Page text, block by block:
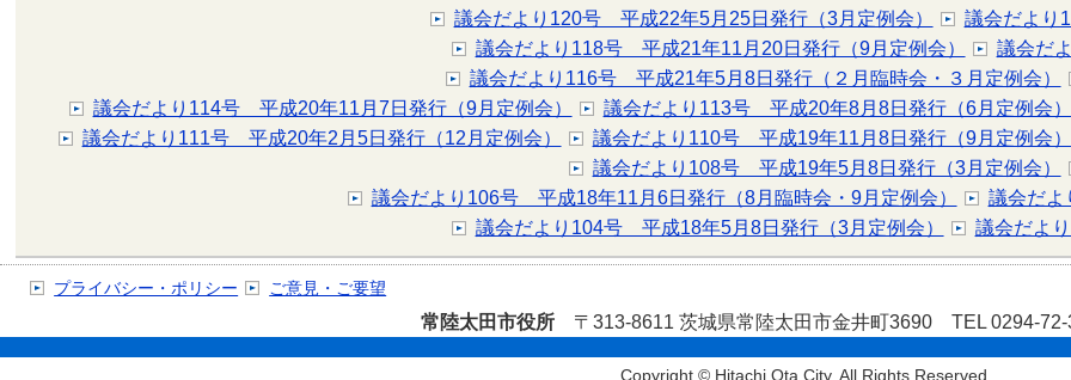
議会だより120号 平成22年5月25日発行（3月定例会）
議会だより
議会だより118号 平成21年11月20日発行（9月定例会）
議会だ
議会だより116号 平成21年5月8日発行（２月臨時会・３月定例会）
議会だより114号 平成20年11月7日発行（9月定例会）
議会だより113号 平成20年8月8日発行（6月定例会）
議会だより111号 平成20年2月5日発行（12月定例会）
議会だより110号 平成19年11月8日発行（9月定例会）
議会だより108号 平成19年5月8日発行（3月定例会）
議会だより106号 平成18年11月6日発行（8月臨時会・9月定例会）
議会だよ
議会だより104号 平成18年5月8日発行（3月定例会）
議会だよ
プライバシー・ポリシー ご意見・ご要望
常陸太田市役所 〒313-8611 茨城県常陸太田市金井町3690 TEL 0294-72-
Copyright © Hitachi Ota City. All Rights Reserved